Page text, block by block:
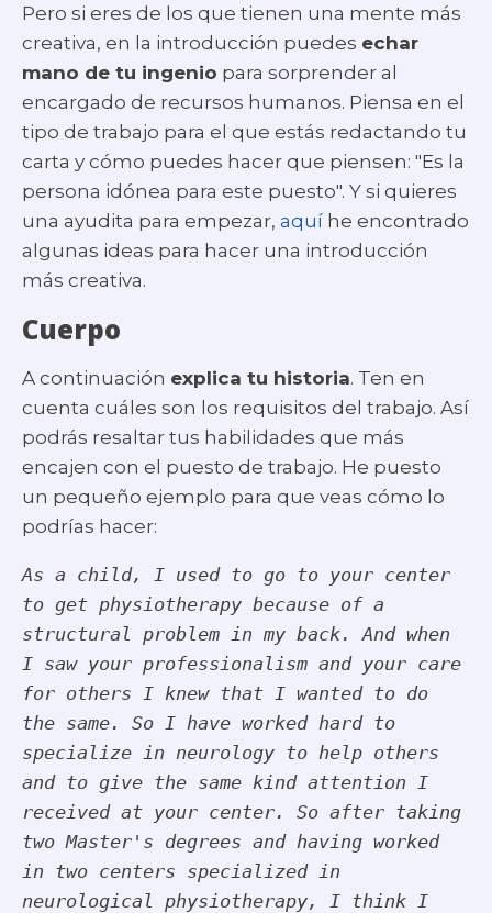
Pero si eres de los que tienen una mente más
creativa, en la introducción puedes echar
mano de tu ingenio para sorprender al
encargado de recursos humanos. Piensa en el
tipo de trabajo para el que estás redactando tu
carta y cómo puedes hacer que piensen: "Es la
persona idónea para este puesto". Y si quieres
una ayudita para empezar, aquí he encontrado
algunas ideas para hacer una introducción
más creativa.
Cuerpo
A continuación explica tu historia. Ten en
cuenta cuáles son los requisitos del trabajo. Así
podrás resaltar tus habilidades que más
encajen con el puesto de trabajo. He puesto
un pequeño ejemplo para que veas cómo lo
podrías hacer:
As a child, I used to go to your center
to get physiotherapy because of a
structural problem in my back. And when
I saw your professionalism and your care
for others I knew that I wanted to do
the same. So I have worked hard to
specialize in neurology to help others
and to give the same kind attention I
received at your center. So after taking
two Master's degrees and having worked
in two centers specialized in
neurological physiotherapy, I think I